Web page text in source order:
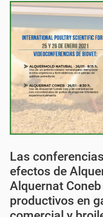
Las
efectos de
Alquernat
productivos en